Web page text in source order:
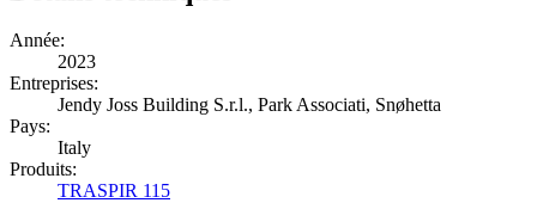
Année:
2023
Entreprises:
Jendy Joss Building S.r.l., Park Associati, Snøhetta
Pays:
Italy
Produits:
TRASPIR 115